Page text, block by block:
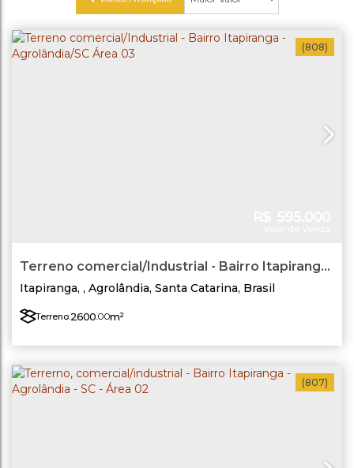
(808)
Terreno comercial/Industrial - Bairro Itapiranga
- Agrolândia/SC Área 03
Itapiranga , Agrolândia, Santa Catarina, Brasil
Terreno:2600.00m²
(807)